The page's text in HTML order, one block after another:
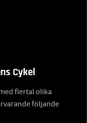
Cykel
flertal olika
följande